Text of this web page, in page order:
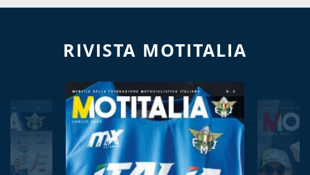
RIVISTA MOTITALIA